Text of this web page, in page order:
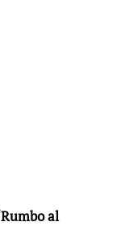
al